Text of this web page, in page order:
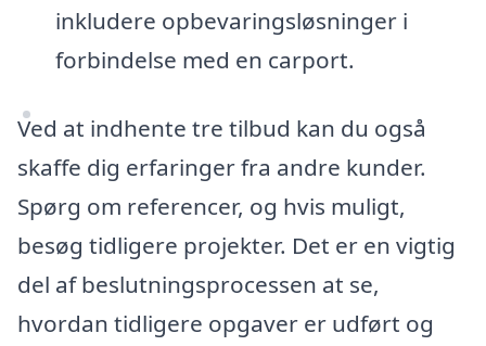
inkludere opbevaringsløsninger i
forbindelse med en carport.
Ved at indhente tre tilbud kan du også
skaffe dig erfaringer fra andre kunder.
Spørg om referencer, og hvis muligt,
besøg tidligere projekter. Det er en vigtig
del af beslutningsprocessen at se,
hvordan tidligere opgaver er udført og